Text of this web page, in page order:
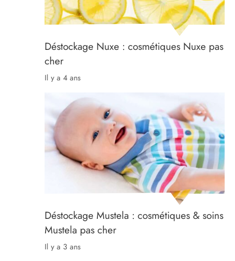
Déstockage Nuxe : cosmétiques Nuxe pas
cher
il y a 4 ans
Déstockage Mustela : cosmétiques & soins
Mustela pas cher
il y a 3 ans